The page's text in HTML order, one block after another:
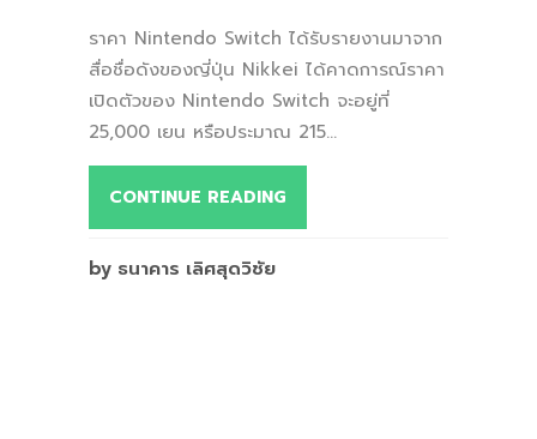
ราคา Nintendo Switch ได้รับรายงานมาจาก
สื่อชื่อดังของญี่ปุ่น Nikkei ได้คาดการณ์ราคา
เปิดตัวของ Nintendo Switch จะอยู่ที่
25,000 เยน หรือประมาณ 215...
CONTINUE READING
by ธนาคาร เลิศสุดวิชัย